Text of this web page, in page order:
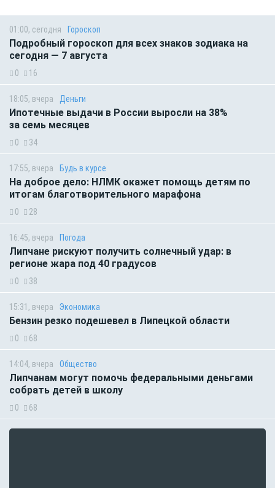
01:00, сегодня Гороскоп
Подробный гороскоп для всех знаков зодиака на
сегодня — 7 августа
0 16
18:05, вчера Деньги
Ипотечные выдачи в России выросли на 38%
за семь месяцев
0 34
17:55, вчера Будь в курсе
На доброе дело: НЛМК окажет помощь детям по
итогам благотворительного марафона
0 28
16:45, вчера Погода
Липчане рискуют получить солнечный удар: в
регионе жара под 40 градусов
0 38
15:31, вчера Экономика
Бензин резко подешевел в Липецкой области
0 68
14:04, вчера Общество
Липчанам могут помочь федеральными деньгами
собрать детей в школу
0 68